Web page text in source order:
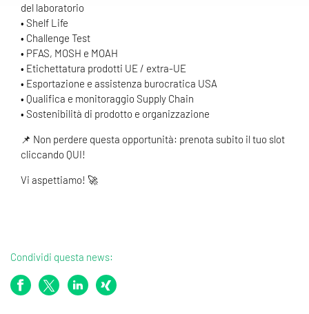
del laboratorio
• Shelf Life
• Challenge Test
• PFAS, MOSH e MOAH
• Etichettatura prodotti UE / extra-UE
• Esportazione e assistenza burocratica USA
• Qualifica e monitoraggio Supply Chain
• Sostenibilità di prodotto e organizzazione
📌 Non perdere questa opportunità: prenota subito il tuo slot
cliccando QUI!
Vi aspettiamo! 🚀
Condividi questa news: